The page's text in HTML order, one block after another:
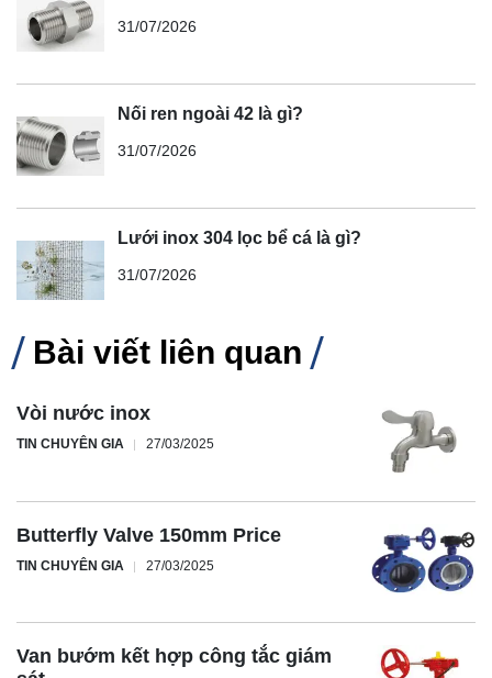
31/07/2026
Nối ren ngoài 42 là gì?
31/07/2026
Lưới inox 304 lọc bể cá là gì?
31/07/2026
Bài viết liên quan
Vòi nước inox
TIN CHUYÊN GIA 27/03/2025
Butterfly Valve 150mm Price
TIN CHUYÊN GIA 27/03/2025
Van bướm kết hợp công tắc giám